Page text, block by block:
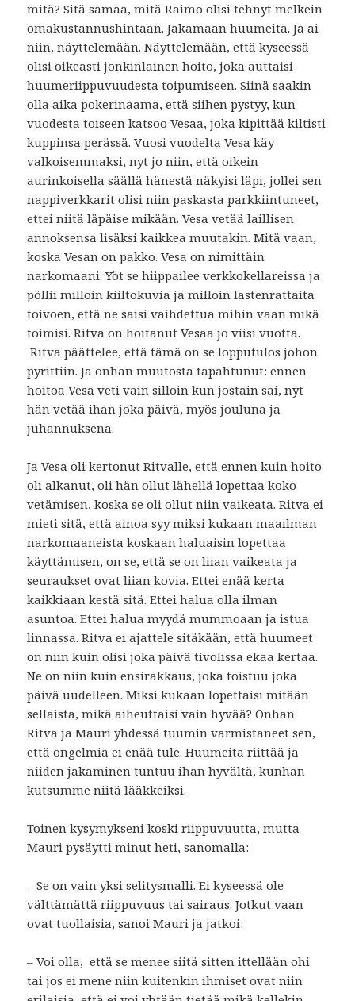
mitä? Sitä samaa, mitä Raimo olisi tehnyt melkein
omakustannushintaan. Jakamaan huumeita. Ja ai
niin, näyttelemään. Näyttelemään, että kyseessä
olisi oikeasti jonkinlainen hoito, joka auttaisi
huumeriippuvuudesta toipumiseen. Siinä saakin
olla aika pokerinaama, että siihen pystyy, kun
vuodesta toiseen katsoo Vesaa, joka kipittää kiltisti
kuppinsa perässä. Vuosi vuodelta Vesa käy
valkoisemmaksi, nyt jo niin, että oikein
aurinkoisella säällä hänestä näkyisi läpi, jollei sen
nappiverkkarit olisi niin paskasta parkkiintuneet,
ettei niitä läpäise mikään. Vesa vetää laillisen
annoksensa lisäksi kaikkea muutakin. Mitä vaan,
koska Vesan on pakko. Vesa on nimittäin
narkomaani. Yöt se hiippailee verkkokellareissa ja
pöllii milloin kiiltokuvia ja milloin lastenrattaita
toivoen, että ne saisi vaihdettua mihin vaan mikä
toimisi. Ritva on hoitanut Vesaa jo viisi vuotta.
Ritva päättelee, että tämä on se lopputulos johon
pyrittiin. Ja onhan muutosta tapahtunut: ennen
hoitoa Vesa veti vain silloin kun jostain sai, nyt
hän vetää ihan joka päivä, myös jouluna ja
juhannuksena.
Ja Vesa oli kertonut Ritvalle, että ennen kuin hoito
oli alkanut, oli hän ollut lähellä lopettaa koko
vetämisen, koska se oli ollut niin vaikeata. Ritva ei
mieti sitä, että ainoa syy miksi kukaan maailman
narkomaaneista koskaan haluaisin lopettaa
käyttämisen, on se, että se on liian vaikeata ja
seuraukset ovat liian kovia. Ettei enää kerta
kaikkiaan kestä sitä. Ettei halua olla ilman
asuntoa. Ettei halua myydä mummoaan ja istua
linnassa. Ritva ei ajattele sitäkään, että huumeet
on niin kuin olisi joka päivä tivolissa ekaa kertaa.
Ne on niin kuin ensirakkaus, joka toistuu joka
päivä uudelleen. Miksi kukaan lopettaisi mitään
sellaista, mikä aiheuttaisi vain hyvää? Onhan
Ritva ja Mauri yhdessä tuumin varmistaneet sen,
että ongelmia ei enää tule. Huumeita riittää ja
niiden jakaminen tuntuu ihan hyvältä, kunhan
kutsumme niitä lääkkeiksi.
Toinen kysymykseni koski riippuvuutta, mutta
Mauri pysäytti minut heti, sanomalla:
– Se on vain yksi selitysmalli. Ei kyseessä ole
välttämättä riippuvuus tai sairaus. Jotkut vaan
ovat tuollaisia, sanoi Mauri ja jatkoi:
– Voi olla, että se menee siitä sitten ittellään ohi
tai jos ei mene niin kuitenkin ihmiset ovat niin